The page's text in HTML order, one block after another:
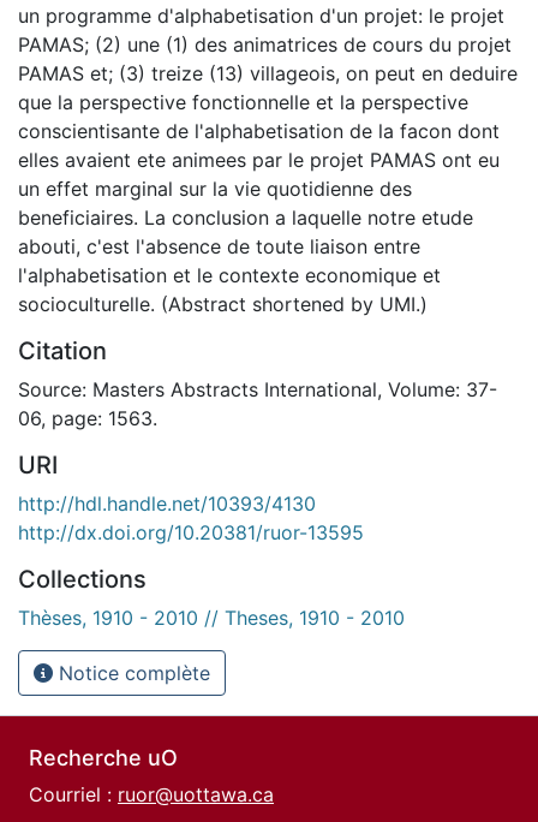
un programme d'alphabetisation d'un projet: le projet
PAMAS; (2) une (1) des animatrices de cours du projet
PAMAS et; (3) treize (13) villageois, on peut en deduire
que la perspective fonctionnelle et la perspective
conscientisante de l'alphabetisation de la facon dont
elles avaient ete animees par le projet PAMAS ont eu
un effet marginal sur la vie quotidienne des
beneficiaires. La conclusion a laquelle notre etude
abouti, c'est l'absence de toute liaison entre
l'alphabetisation et le contexte economique et
socioculturelle. (Abstract shortened by UMI.)
Citation
Source: Masters Abstracts International, Volume: 37-
06, page: 1563.
URI
http://hdl.handle.net/10393/4130
http://dx.doi.org/10.20381/ruor-13595
Collections
Thèses, 1910 - 2010 // Theses, 1910 - 2010
Notice complète
Recherche uO
Courriel : ruor@uottawa.ca